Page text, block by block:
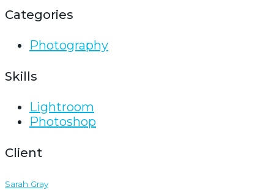
Categories
Photography
Skills
Lightroom
Photoshop
Client
Sarah Gray